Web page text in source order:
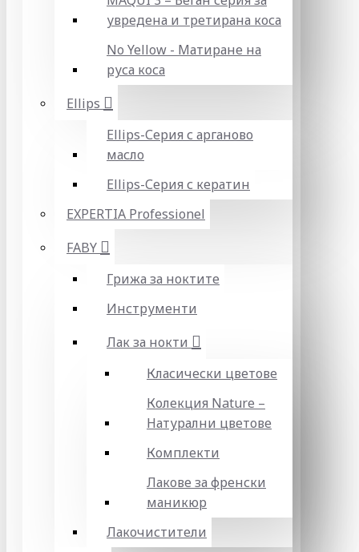
увредена и третирана коса
No Yellow - Матиране на
руса коса
Ellips
Ellips-Серия с арганово
масло
Ellips-Серия с кератин
EXPERTIA Professionel
FABY
Грижа за ноктите
Инструменти
Лак за нокти
Класически цветове
Колекция Nature –
Натурални цветове
Комплекти
Лакове за френски
маникюр
Лакочистители